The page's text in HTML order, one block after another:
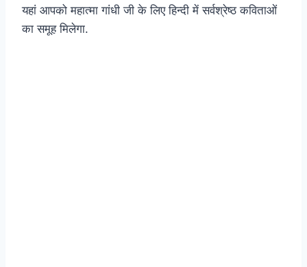
यहां आपको महात्मा गांधी जी के लिए हिन्दी में सर्वश्रेष्ठ कविताओं
का समूह मिलेगा.